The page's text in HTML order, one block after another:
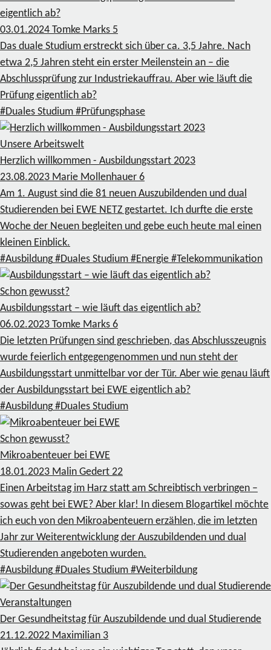
eigentlich ab?
03.01.2024 Tomke Marks 5
Das duale Studium erstreckt sich über ca. 3,5 Jahre. Nach
etwa 2,5 Jahren steht ein erster Meilenstein an – die
Abschlussprüfung zur Industriekauffrau. Aber wie läuft die
Prüfung eigentlich ab?
#Duales Studium #Prüfungsphase
Unsere Arbeitswelt
Herzlich willkommen - Ausbildungsstart 2023
23.08.2023 Marie Mollenhauer 6
Am 1. August sind die 81 neuen Auszubildenden und dual
Studierenden bei EWE NETZ gestartet. Ich durfte die erste
Woche der Neuen begleiten und gebe euch heute mal einen
kleinen Einblick.
#Ausbildung #Duales Studium #Energie #Telekommunikation
Schon gewusst?
Ausbildungsstart – wie läuft das eigentlich ab?
06.02.2023 Tomke Marks 6
Die letzten Prüfungen sind geschrieben, das Abschlusszeugnis
wurde feierlich entgegengenommen und nun steht der
Ausbildungsstart unmittelbar vor der Tür. Aber wie genau läuft
der Ausbildungsstart bei EWE eigentlich ab?
#Ausbildung #Duales Studium
Schon gewusst?
Mikroabenteuer bei EWE
18.01.2023 Malin Gedert 22
Einen Arbeitstag im Harz statt am Schreibtisch verbringen –
sowas geht bei EWE? Aber klar! In diesem Blogartikel möchte
ich euch von den Mikroabenteuern erzählen, die im letzten
Jahr zur Weiterentwicklung der Auszubildenden und dual
Studierenden angeboten wurden.
#Ausbildung #Duales Studium #Weiterbildung
Veranstaltungen
Der Gesundheitstag für Auszubildende und dual Studierende
21.12.2022 Maximilian 3